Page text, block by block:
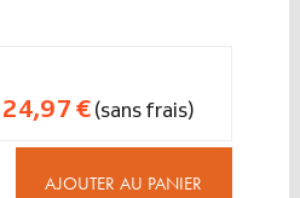
24,97 €(sans frais)
AJOUTER AU PANIER